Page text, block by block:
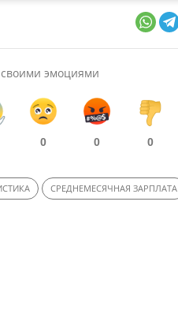
эмоциями
0 0 0
СРЕДНЕМЕСЯЧНАЯ ЗАРПЛАТА